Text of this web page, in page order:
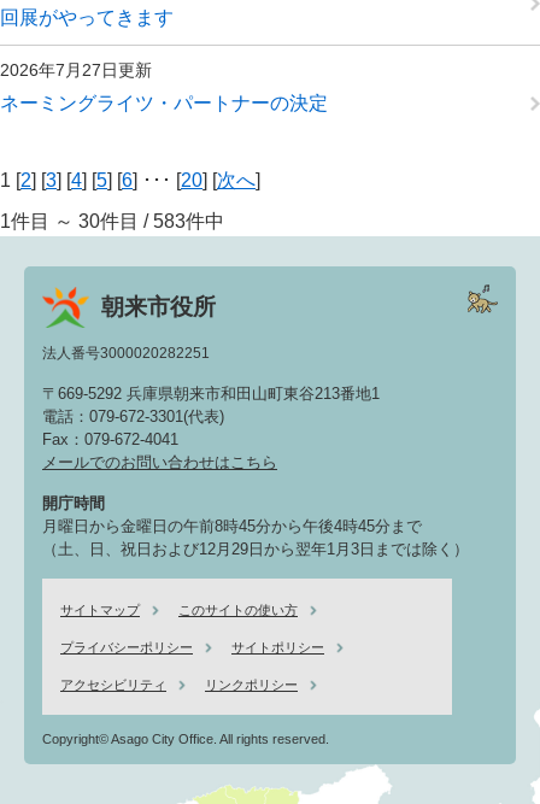
回展がやってきます
2026年7月27日更新
ネーミングライツ・パートナーの決定
1 [2] [3] [4] [5] [6] ･･･ [20] [次へ]
1件目 ～ 30件目 / 583件中
朝来市役所
法人番号3000020282251
〒669-5292 兵庫県朝来市和田山町東谷213番地1
電話：079-672-3301(代表)
Fax：079-672-4041
メールでのお問い合わせはこちら
開庁時間
月曜日から金曜日の午前8時45分から午後4時45分まで
（土、日、祝日および12月29日から翌年1月3日までは除く）
サイトマップ このサイトの使い方
プライバシーポリシー サイトポリシー
アクセシビリティ リンクポリシー
Copyright© Asago City Office. All rights reserved.